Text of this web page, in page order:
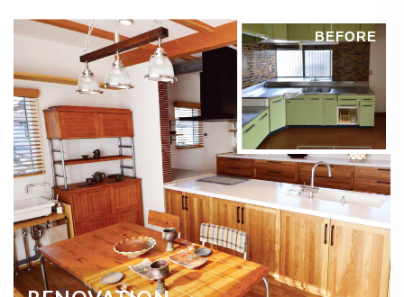
BEFORE
当社は、個人情報の正確性及び安全性確保のために、
セキュリティに万全の対策を講じています。
ご本人の照会
お客さまがご本人の個人情報の照会・修正・削除など
をご希望される場合には、ご本人であることを確認の
上、対応させていただきます。